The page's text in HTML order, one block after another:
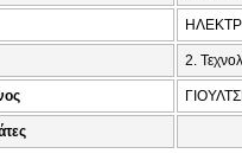
2.